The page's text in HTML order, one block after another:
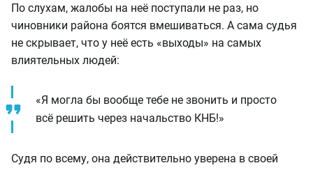
По слухам, жалобы на неё поступали не раз, но
чиновники района боятся вмешиваться. А сама судья
не скрывает, что у неё есть «выходы» на самых
влиятельных людей:
«Я могла бы вообще тебе не звонить и просто
всё решить через начальство КНБ!»
Судя по всему, она действительно уверена в своей